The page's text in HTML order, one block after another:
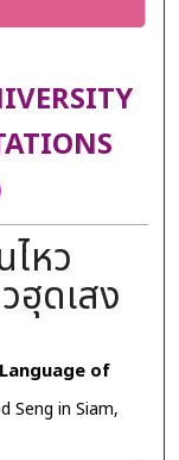
หว
ฮุดเสง
of
Seng in Siam,